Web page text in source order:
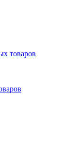
товаров